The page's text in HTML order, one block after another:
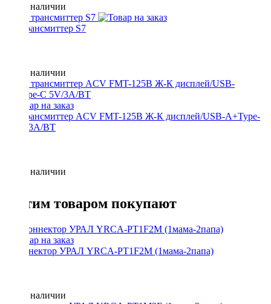
Нет в наличии
FM трансмиттер S7
Нет в наличии
FM трансмиттер ACV FMT-125B Ж-К дисплей/USB-A+Type-
C 5V/3A/BT
Нет в наличии
С этим товаром покупают
Y-коннектор УРАЛ YRCA-PT1F2M (1мама-2папа)
Нет в наличии